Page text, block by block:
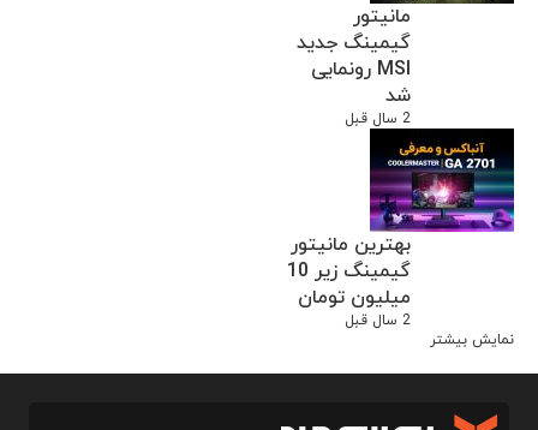
مانیتور
گیمینگ جدید
MSI رونمایی
شد
2 سال قبل
بهترین مانیتور
گیمینگ زیر 10
میلیون تومان
2 سال قبل
نمایش بیشتر